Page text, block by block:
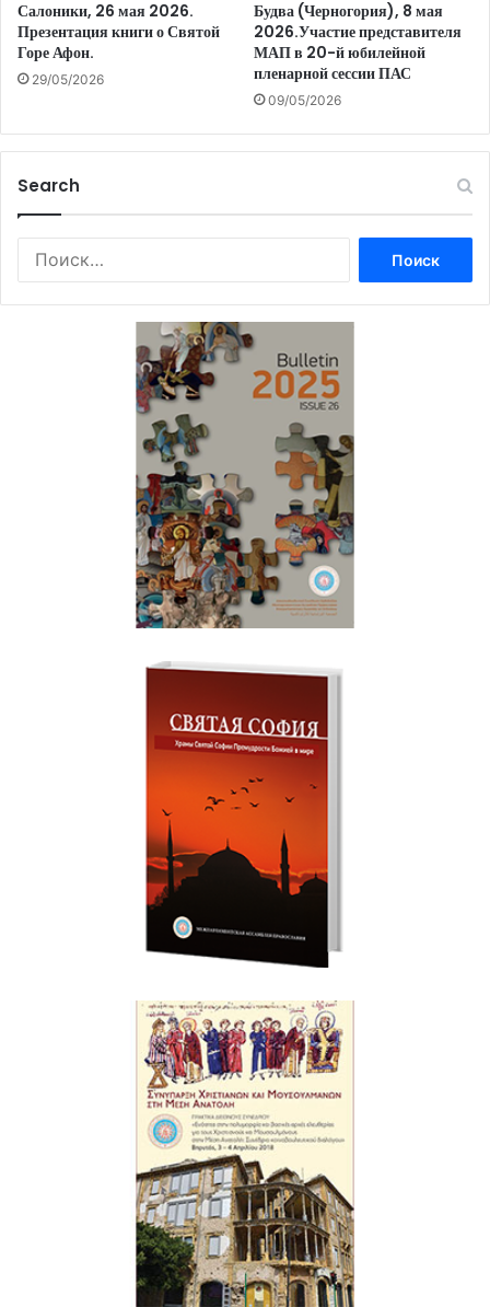
Салоники, 26 мая 2026.
Презентация книги о Святой
Горе Афон.
29/05/2026
Будва (Черногория), 8 мая
2026.Участие представителя
МАП в 20-й юбилейной
пленарной сессии ПАС
09/05/2026
Search